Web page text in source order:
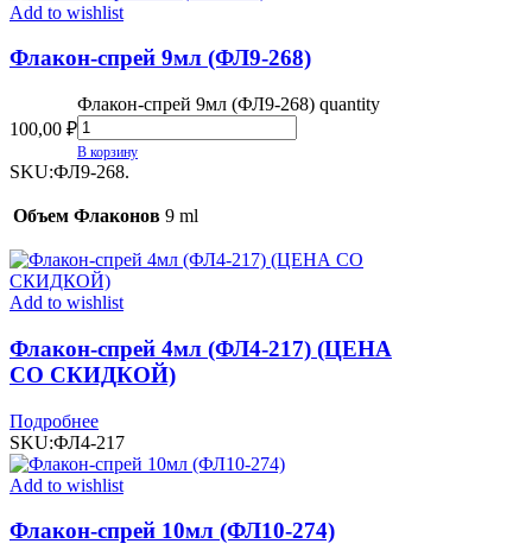
Add to wishlist
Флакон-спрей 9мл (ФЛ9-268)
100,00 ₽
Флакон-спрей 9мл (ФЛ9-268) quantity
В корзину
SKU:ФЛ9-268.
Объем Флаконов 9 ml
Add to wishlist
Флакон-спрей 4мл (ФЛ4-217) (ЦЕНА
СО СКИДКОЙ)
Подробнее
SKU:ФЛ4-217
Add to wishlist
Флакон-спрей 10мл (ФЛ10-274)